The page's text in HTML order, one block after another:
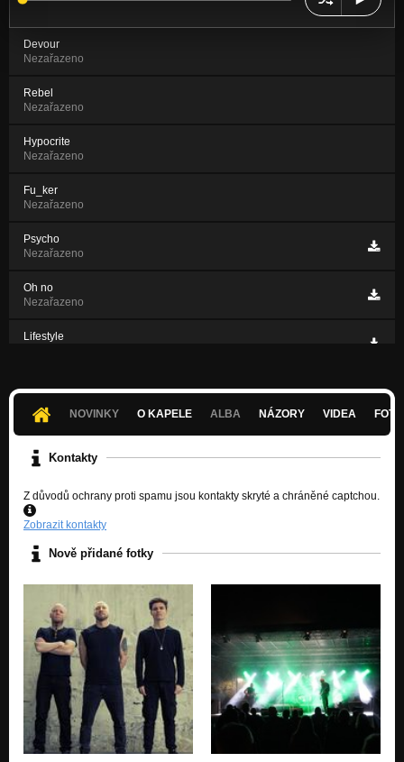
Devour
Nezařazeno
Rebel
Nezařazeno
Hypocrite
Nezařazeno
Fu_ker
Nezařazeno
Psycho
Nezařazeno
Oh no
Nezařazeno
Lifestyle
Wake up
Nezařazeno
NOVINKY O KAPELE ALBA NÁZORY VIDEA
Kontakty
Z důvodů ochrany proti spamu jsou kontakty skryté a chráněné captchou.
Zobrazit kontakty
Nově přidané fotky